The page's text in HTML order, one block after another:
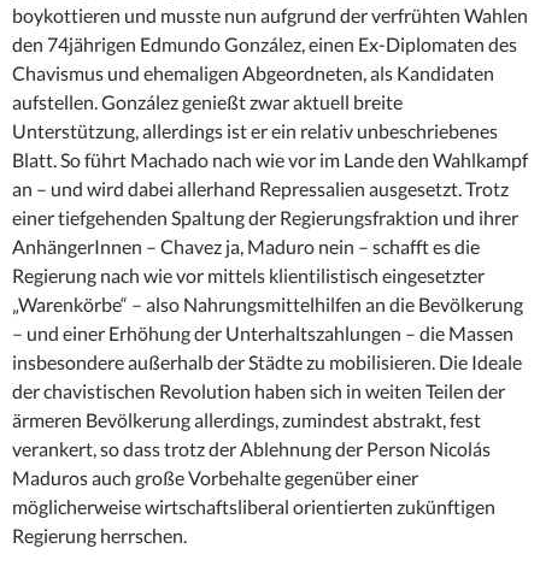
boykottieren und musste nun aufgrund der verfrühten Wahlen
den 74jährigen Edmundo González, einen Ex-Diplomaten des
Chavismus und ehemaligen Abgeordneten, als Kandidaten
aufstellen. González genießt zwar aktuell breite
Unterstützung, allerdings ist er ein relativ unbeschriebenes
Blatt. So führt Machado nach wie vor im Lande den Wahlkampf
an – und wird dabei allerhand Repressalien ausgesetzt. Trotz
einer tiefgehenden Spaltung der Regierungsfraktion und ihrer
AnhängerInnen – Chavez ja, Maduro nein – schafft es die
Regierung nach wie vor mittels klientilistisch eingesetzter
„Warenkörbe“ – also Nahrungsmittelhilfen an die Bevölkerung
– und einer Erhöhung der Unterhaltszahlungen – die Massen
insbesondere außerhalb der Städte zu mobilisieren. Die Ideale
der chavistischen Revolution haben sich in weiten Teilen der
ärmeren Bevölkerung allerdings, zumindest abstrakt, fest
verankert, so dass trotz der Ablehnung der Person Nicolás
Maduros auch große Vorbehalte gegenüber einer
möglicherweise wirtschaftsliberal orientierten zukünftigen
Regierung herrschen.